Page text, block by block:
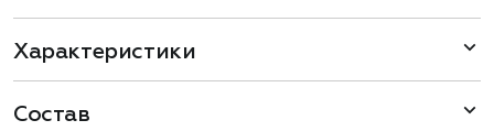
Характеристики
Состав